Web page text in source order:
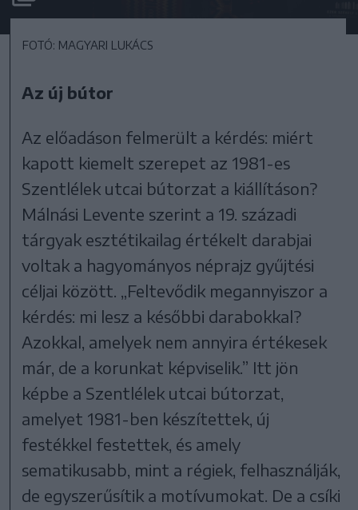
FOTÓ: MAGYARI LUKÁCS
Az új bútor
Az előadáson felmerült a kérdés: miért
kapott kiemelt szerepet az 1981-es
Szentlélek utcai bútorzat a kiállításon?
Málnási Levente szerint a 19. századi
tárgyak esztétikailag értékelt darabjai
voltak a hagyományos néprajz gyűjtési
céljai között. „Feltevődik megannyiszor a
kérdés: mi lesz a későbbi darabokkal?
Azokkal, amelyek nem annyira értékesek
már, de a korunkat képviselik.” Itt jön
képbe a Szentlélek utcai bútorzat,
amelyet 1981-ben készítettek, új
festékkel festettek, és amely
sematikusabb, mint a régiek, felhasználják,
de egyszerűsítik a motívumokat. De a csíki